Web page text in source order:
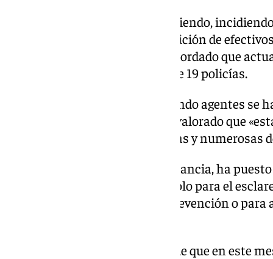
«Nuestro objetivo es seguir creciendo,
de la flota de vehículos, la reposición de
remarcado Muñoz, quien ha recordado que
empleo para la incorporación de 19 policías.
«A medida que se han ido jubilando agentes se
ha explicado, al tiempo que ha valorado que
de 400 efectivos, de las más altas y numerosas
Respeto al sistema de videovigilancia, ha
una herramienta muy útil no solo para el
delictivos sino en materia de prevención o
En este sentido, ha informado de que en este